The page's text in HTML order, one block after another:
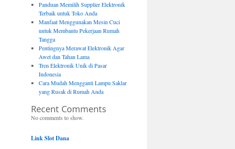
Panduan Memilih Supplier Elektronik
Terbaik untuk Toko Anda
Manfaat Menggunakan Mesin Cuci
untuk Membantu Pekerjaan Rumah
Tangga
Pentingnya Merawat Elektronik Agar
Awet dan Tahan Lama
Tren Elektronik Unik di Pasar
Indonesia
Cara Mudah Mengganti Lampu Saklar
yang Rusak di Rumah Anda
Recent Comments
No comments to show.
Link Slot Dana